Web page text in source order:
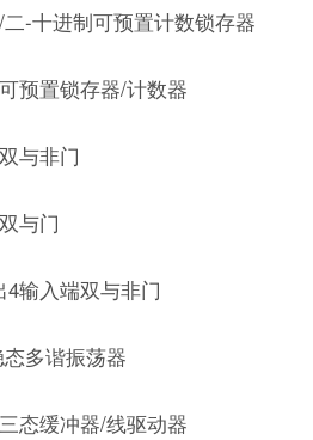
-十进制可预置计数锁存器
预置锁存器/计数器
与非门
与门
输入端双与非门
多谐振荡器
态缓冲器/线驱动器